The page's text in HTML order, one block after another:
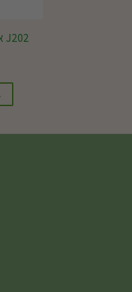
J202 את שפיכה 47 פיברגלס